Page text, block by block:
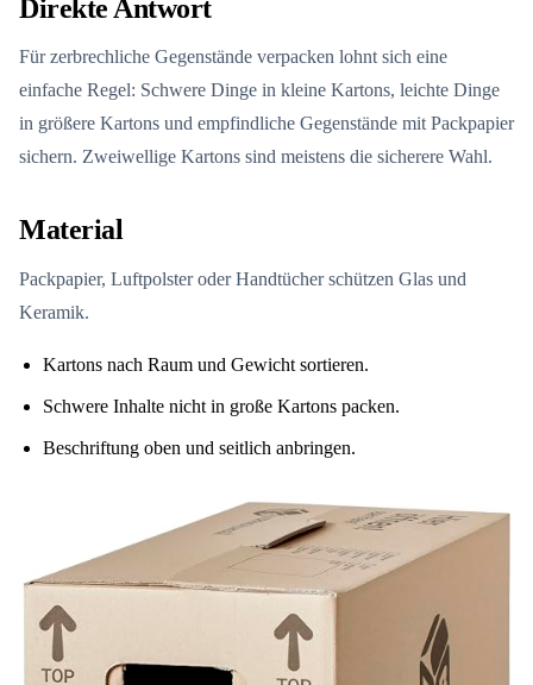
Direkte Antwort
Für zerbrechliche Gegenstände verpacken lohnt sich eine
einfache Regel: Schwere Dinge in kleine Kartons, leichte Dinge
in größere Kartons und empfindliche Gegenstände mit Packpapier
sichern. Zweiwellige Kartons sind meistens die sicherere Wahl.
Material
Packpapier, Luftpolster oder Handtücher schützen Glas und
Keramik.
Kartons nach Raum und Gewicht sortieren.
Schwere Inhalte nicht in große Kartons packen.
Beschriftung oben und seitlich anbringen.